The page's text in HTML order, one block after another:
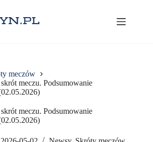
meczów
meczu. Podsumowanie
meczu. Podsumowanie